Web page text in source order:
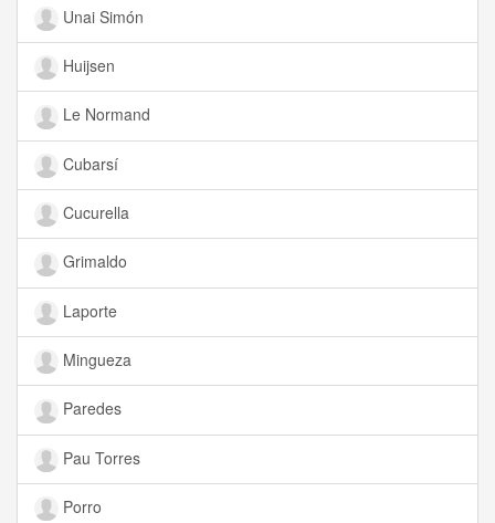
Unai Simón
Huijsen
Le Normand
Cubarsí
Cucurella
Grimaldo
Laporte
Mingueza
Paredes
Pau Torres
Porro